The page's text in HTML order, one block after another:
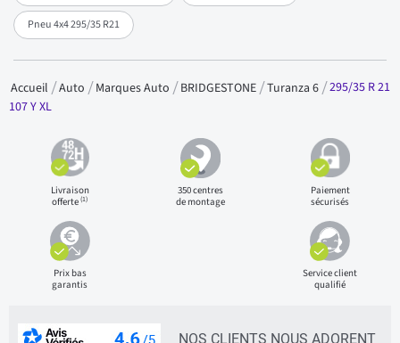
Pneu 4x4 295/35 R21
Accueil Auto Marques Auto BRIDGESTONE Turanza 6 295/35 R 21
107 Y XL
Livraison
offerte(1)
350 centres
de montage
Paiement
sécurisés
Prix bas
garantis
Service client
qualifié
NOS CLIENTS NOUS ADORENT